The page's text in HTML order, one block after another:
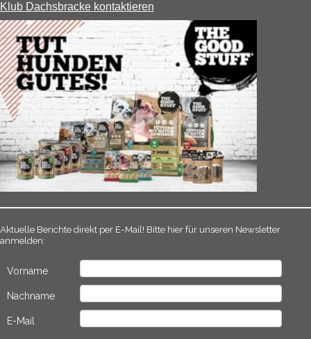
Klub Dachsbracke kontaktieren
Aktuelle Berichte direkt per E-Mail! Bitte hier für unseren Newsletter
anmelden:
Vorname
Nachname
E-Mail